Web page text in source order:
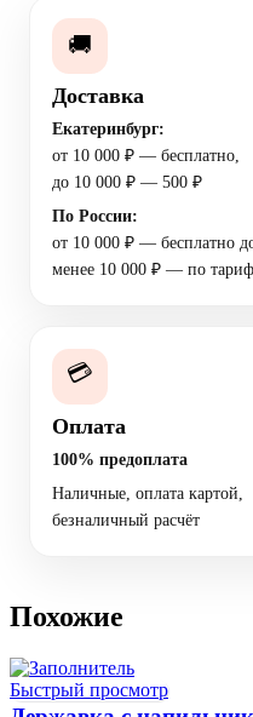
🚚
Доставка
Екатеринбург:
от 10 000 ₽ — бесплатно,
до 10 000 ₽ — 500 ₽
По России:
от 10 000 ₽ — бесплатно
менее 10 000 ₽ — по
💳
Оплата
100% предоплата
Наличные, оплата картой,
безналичный расчёт
Похожие
Быстрый просмотр